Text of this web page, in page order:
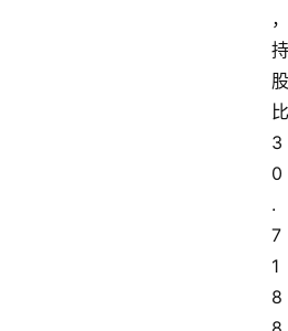
，
持
股
比
3
0
.
7
1
8